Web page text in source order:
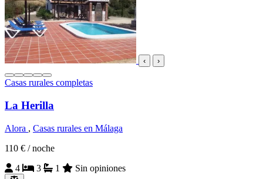
‹ ›
Casas rurales completas
La Herilla
Alora , Casas rurales en Málaga
110 € / noche
4
3 1 Sin opiniones